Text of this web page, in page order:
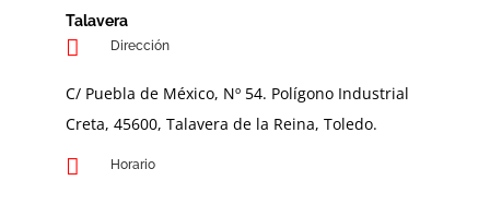
Talavera
Dirección
C/ Puebla de México, Nº 54. Polígono Industrial
Creta, 45600, Talavera de la Reina, Toledo.
Horario